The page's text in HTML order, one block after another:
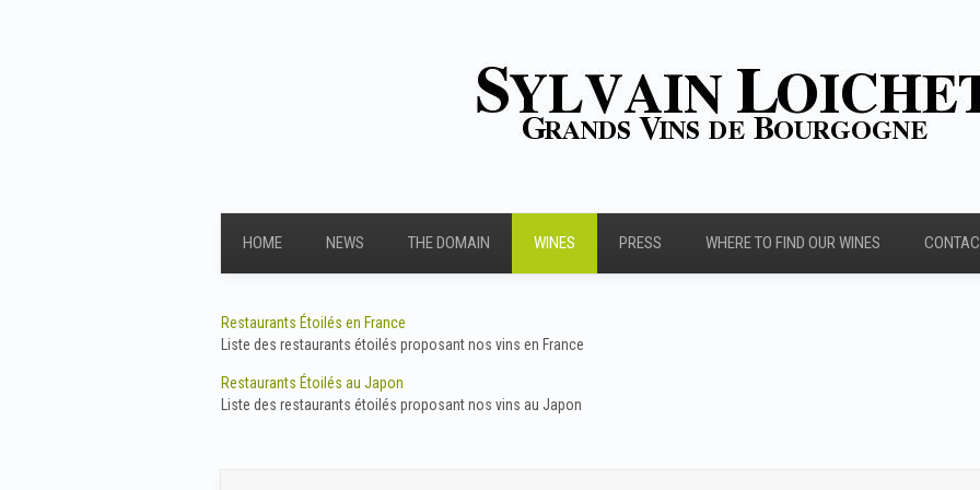
HOME NEWS THE DOMAIN WINES PRESS WHERE TO FIND OUR WINES
Restaurants Étoilés en France
Liste des restaurants étoilés proposant nos vins en France
Restaurants Étoilés au Japon
Liste des restaurants étoilés proposant nos vins au Japon